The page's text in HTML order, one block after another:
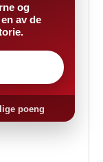
og
av de
poeng